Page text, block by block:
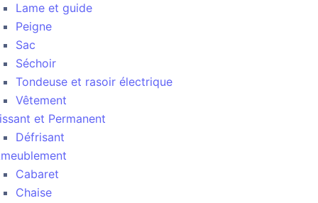
Lame et guide
Peigne
Sac
Séchoir
Tondeuse et rasoir électrique
Vêtement
et Permanent
Défrisant
Cabaret
Chaise